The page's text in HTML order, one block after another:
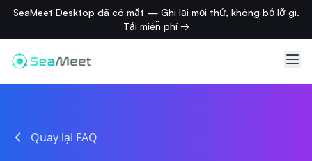
SeaMeet Desktop đã có mặt — Ghi lại mọi thứ, không bỏ lỡ gì.
Tải miễn phí →
Quay lại FAQ